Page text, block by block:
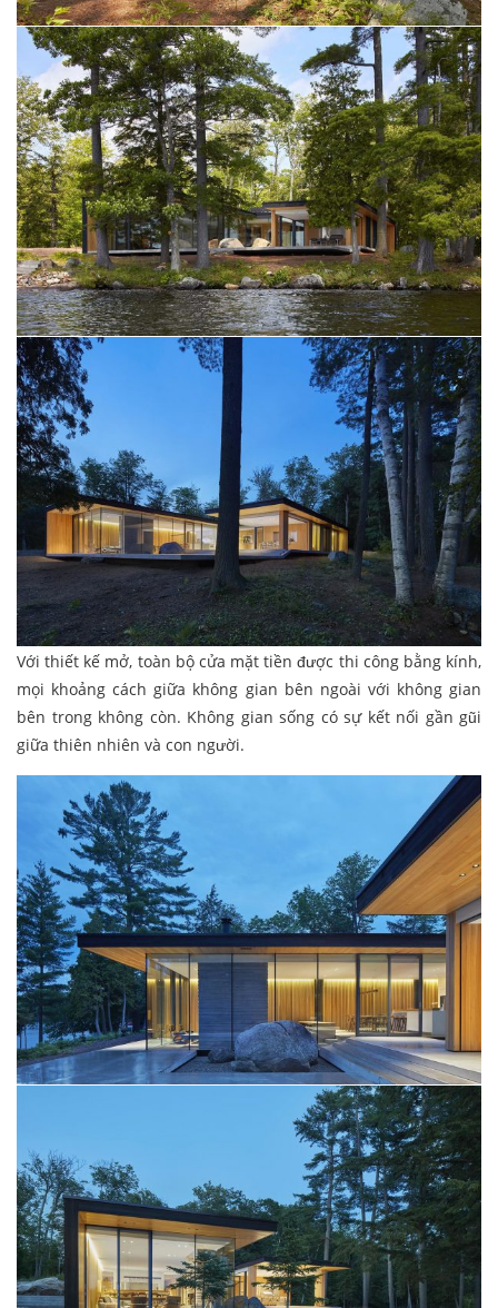
Với thiết kế mở, toàn bộ cửa mặt tiền được thi công bằng kính,
mọi khoảng cách giữa không gian bên ngoài với không gian
bên trong không còn. Không gian sống có sự kết nối gần gũi
giữa thiên nhiên và con người.